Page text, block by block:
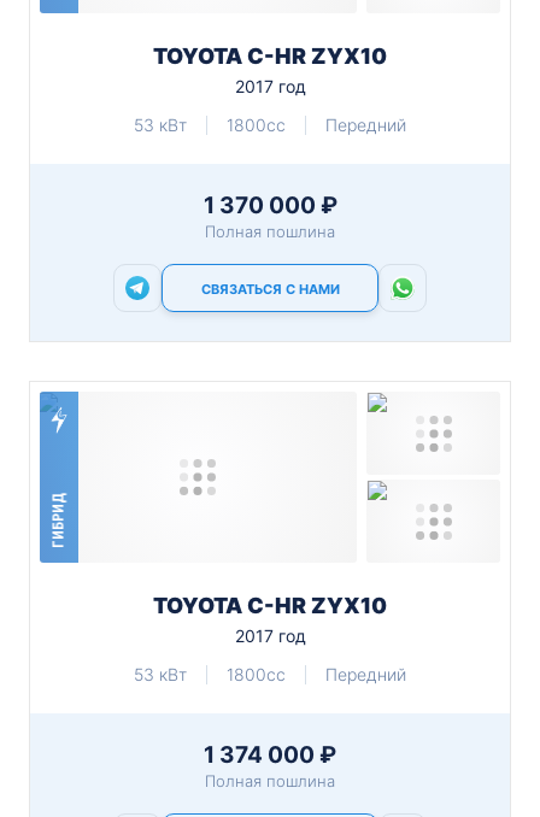
TOYOTA C-HR ZYX10
2017 год
53 кВт
1800cc Передний
1 370 000 ₽
Полная пошлина
СВЯЗАТЬСЯ С НАМИ
ГИБРИД
TOYOTA C-HR ZYX10
2017 год
53 кВт
1800cc Передний
1 374 000 ₽
Полная пошлина